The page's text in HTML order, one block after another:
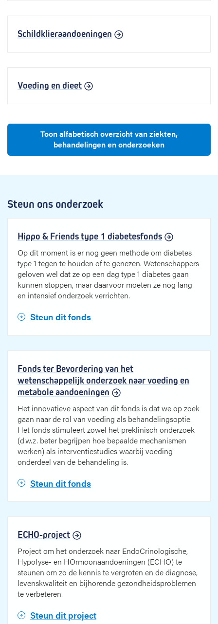
Schildklieraandoeningen
Voeding en dieet
Toon alfabetisch overzicht van ziekten,
behandelingen en onderzoeken
Steun ons onderzoek
Hippo & Friends type 1 diabetesfonds
Op dit moment is er nog geen methode om diabetes
type 1 tegen te houden of te genezen. Wetenschappers
geloven wel dat ze op een dag type 1 diabetes gaan
kunnen stoppen, maar daarvoor moeten ze nog lang
en intensief onderzoek verrichten.
Steun dit fonds
Fonds ter Bevordering van het
wetenschappelijk onderzoek naar voeding en
metabole aandoeningen
Het innovatieve aspect van dit fonds is dat we op zoek
gaan naar de rol van voeding als behandelingsoptie.
Het fonds stimuleert zowel het preklinisch onderzoek
(d.w.z. beter begrijpen hoe bepaalde mechanismen
werken) als interventiestudies waarbij voeding
onderdeel van de behandeling is.
Steun dit fonds
ECHO-project
Project om het onderzoek naar EndoCrinologische,
Hypofyse- en HOrmoonaandoeningen (ECHO) te
steunen om zo de kennis te vergroten en de diagnose,
levenskwaliteit en bijhorende gezondheidsproblemen
te verbeteren.
Steun dit project